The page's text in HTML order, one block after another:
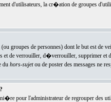
d'utilisateurs, la cr�ation de groupes
groupes de personnes) dont le but est de
et de verrouiller, d�verrouiller, supprimer
du hors-sujetou de poster des messages ne
pour l'administrateur de regrouper des